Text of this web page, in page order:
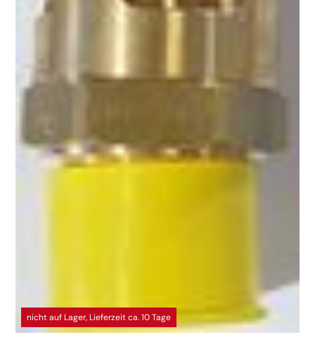
nicht auf Lager, Lieferzeit ca. 10 Tage